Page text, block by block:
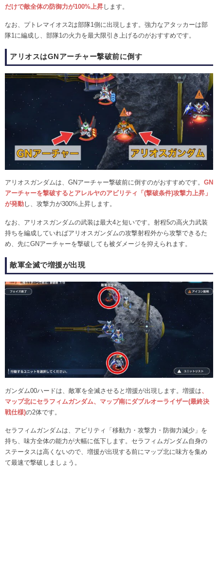
だけで敵全体の防御力が100%上昇します。
なお、プトレマイオス2は部隊1側に出現します。強力なアタッカーは部
隊1に編成し、部隊1の火力を最大限引き上げるのがおすすめです。
アリオスはGNアーチャー撃破前に倒す
アリオスガンダムは、GNアーチャー撃破前に倒すのがおすすめです。 GN
アーチャーを撃破するとアレルヤのアビリティ「(撃破条件)攻撃力上昇」
が発動し、攻撃力が300%上昇します。
なお、アリオスガンダムの武装は最大4と短いです。射程5の高火力武装
持ちを編成していればアリオスガンダムの攻撃射程外から攻撃できるた
め、先にGNアーチャーを撃破しても被ダメージを抑えられます。
敵軍全滅で増援が出現
ガンダム00ハードは、敵軍を全滅させると増援が出現します。増援は、
マップ北にセラフィムガンダム、マップ南にダブルオーライザー(最終決
戦仕様)の2体です。
セラフィムガンダムは、アビリティ「移動力・攻撃力・防御力減少」を
持ち、味方全体の能力が大幅に低下します。セラフィムガンダム自身の
ステータスは高くないので、増援が出現する前にマップ北に味方を集め
て最速で撃破しましょう。